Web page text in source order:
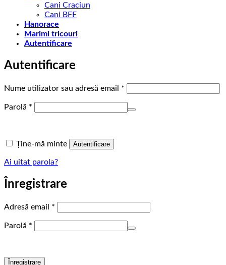
Cani Craciun
Cani BFF
Hanorace
Marimi tricouri
Autentificare
Autentificare
Nume utilizator sau adresă email *
Parolă *
Ține-mă minte Autentificare
Ai uitat parola?
Înregistrare
Adresă email *
Parolă *
Înregistrare